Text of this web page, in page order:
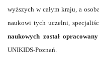
wyższych w całym kraju, a
naukowi tych uczelni,
naukowych został
UNIKIDS-Poznań.